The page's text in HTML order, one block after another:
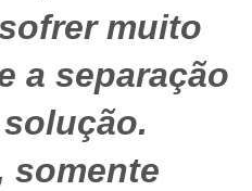
muito
a separação
somente